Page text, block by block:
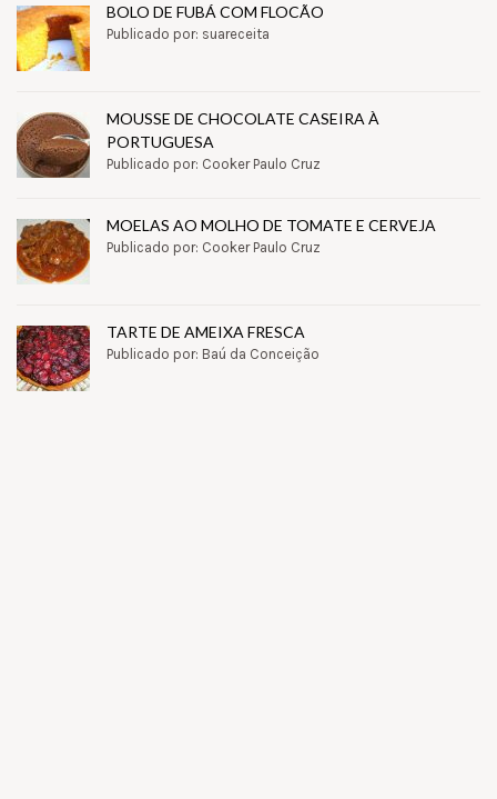
BOLO DE FUBÁ COM FLOCÃO
Publicado por: suareceita
MOUSSE DE CHOCOLATE CASEIRA À
PORTUGUESA
Publicado por: Cooker Paulo Cruz
MOELAS AO MOLHO DE TOMATE E CERVEJA
Publicado por: Cooker Paulo Cruz
TARTE DE AMEIXA FRESCA
Publicado por: Baú da Conceição